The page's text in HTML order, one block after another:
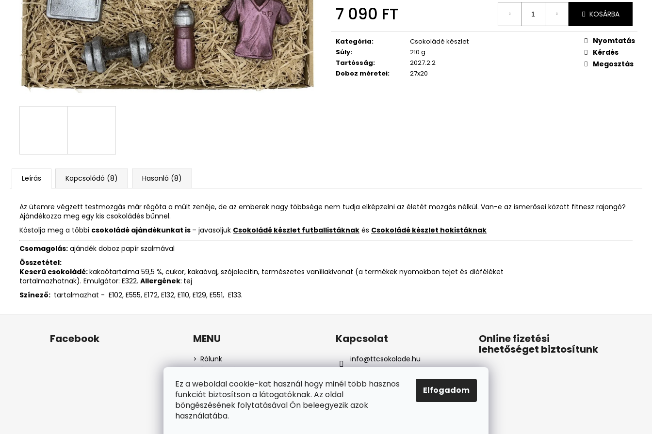
Ez a weboldal cookie-kat használ hogy minél több hasznos
funkciót biztosítson a látogatóknak. Az oldal
böngészésének folytatásával Ön beleegyezik azok
használatába.
Elfogadom
7 090 FT KOSÁRBA
Kategória:
Csokoládé készlet
Súly:
210 g
Tartósság:
2027.2.2
Doboz méretei: 27x20
Nyomtatás
Kérdés
Megosztás
Leírás Kapcsolódó (8) Hasonló (8)
Az ütemre végzett testmozgás már régóta a múlt zenéje, de az emberek nagy többsége nem tudja elképzelni az életét mozgás nélkül. Van-e az ismerősei között fitnesz rajongó?
Ajándékozza meg egy kis csokoládés bűnnel.
Kóstolja meg a többi csokoládé ajándékunkat is – javasoljuk Csokoládé készlet futballistáknak és Csokoládé készlet hokistáknak
Csomagolás: ajándék doboz papír szalmával
Összetétel:
Keserű csokoládé:kakaótartalma 59,5 %, cukor, kakaóvaj, szójalecitin, természetes vaníliakivonat (a termékek nyomokban tejet és dióféléket
tartalmazhatnak). Emulgátor: E322. Allergének: tej
Színező: tartalmazhat - E102, E555, E172, E132, E110, E129, E551, E133.
L
Facebook MENU
Rólunk
Üzleti feltételek
Szemelyes adatok vedelme
Szállítás & fizetés
Webáruház értékelése
Rendelésem
Kapcsolat
info@ttcsokolade.hu
+36 302091716
Csokoládé szerszámok
Online fizetési
lehetőséget biztosítunk